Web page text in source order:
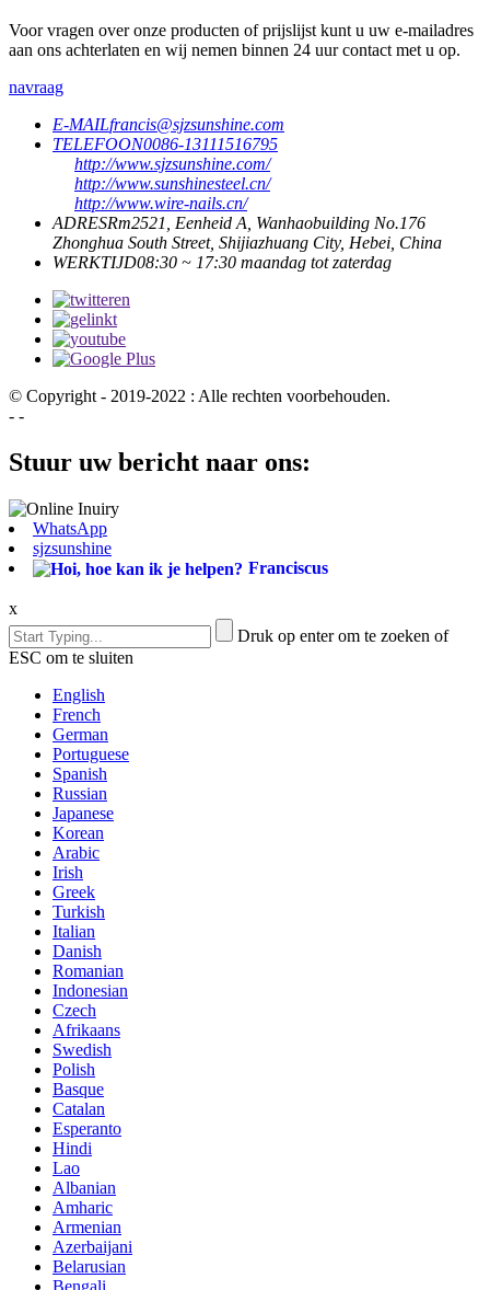
Voor vragen over onze producten of prijslijst kunt u uw e-mailadres
aan ons achterlaten en wij nemen binnen 24 uur contact met u op.
navraag
E-MAILfrancis@sjzsunshine.com
TELEFOON0086-13111516795
http://www.sjzsunshine.com/
http://www.sunshinesteel.cn/
http://www.wire-nails.cn/
ADRESRm2521, Eenheid A, Wanhaobuilding No.176
Zhonghua South Street, Shijiazhuang City, Hebei, China
WERKTIJD08:30 ~ 17:30 maandag tot zaterdag
© Copyright - 2019-2022 : Alle rechten voorbehouden.
- -
Stuur uw bericht naar ons:
WhatsApp
sjzsunshine
Franciscus
x
Druk op enter om te zoeken of
ESC om te sluiten
English
French
German
Portuguese
Spanish
Russian
Japanese
Korean
Arabic
Irish
Greek
Turkish
Italian
Danish
Romanian
Indonesian
Czech
Afrikaans
Swedish
Polish
Basque
Catalan
Esperanto
Hindi
Lao
Albanian
Amharic
Armenian
Azerbaijani
Belarusian